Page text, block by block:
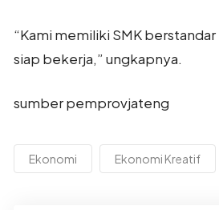
“Kami memiliki SMK
siap bekerja,” ungkapnya.
sumber pemprovjateng
Ekonomi Ekonomi Kreatif